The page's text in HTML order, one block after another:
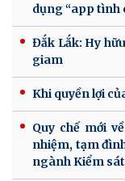
dụng “app tình
Đắk Lắk: Hy
giam
Khi quyền lợi
Quy chế mới
nhiệm, tạm
ngành Kiểm